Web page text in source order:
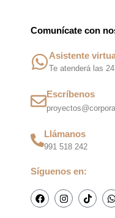
Comunícate con
Asistente
Te atenderá las
Escríbenos
Llámanos
991 518 242
Síguenos en:
F
a
c
I
n
s
T
i
k a